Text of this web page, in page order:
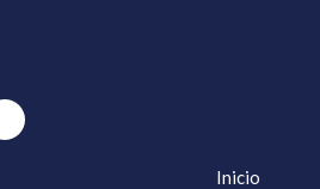
Inicio